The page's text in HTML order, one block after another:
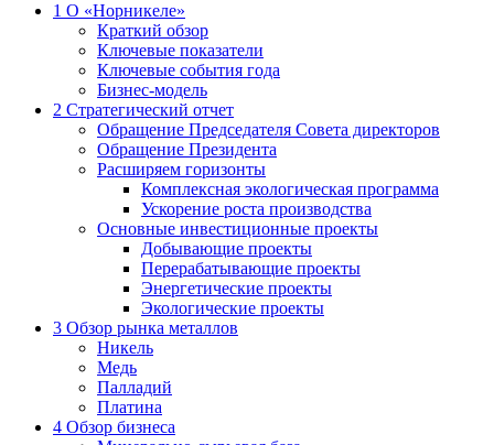
1 О «Норникеле»
Краткий обзор
Ключевые показатели
Ключевые события года
Бизнес-модель
2 Стратегический отчет
Обращение Председателя Совета директоров
Обращение Президента
Расширяем горизонты
Комплексная экологическая программа
Ускорение роста производства
Основные инвестиционные проекты
Добывающие проекты
Перерабатывающие проекты
Энергетические проекты
Экологические проекты
3 Обзор рынка металлов
Никель
Медь
Палладий
Платина
4 Обзор бизнеса